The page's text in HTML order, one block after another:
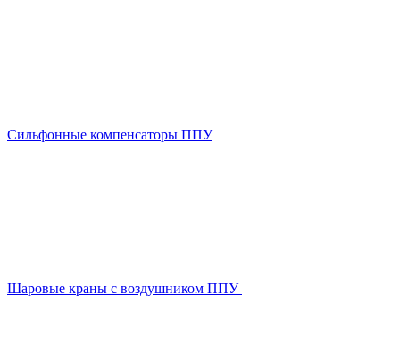
Сильфонные компенсаторы ППУ
Шаровые краны с воздушником ППУ